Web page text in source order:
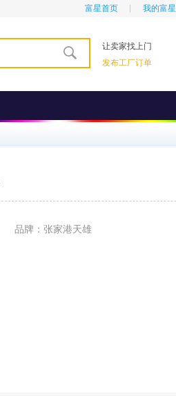
富星首页 我的富星
让卖家找上门
发布工厂订单
品牌： 张家港天雄